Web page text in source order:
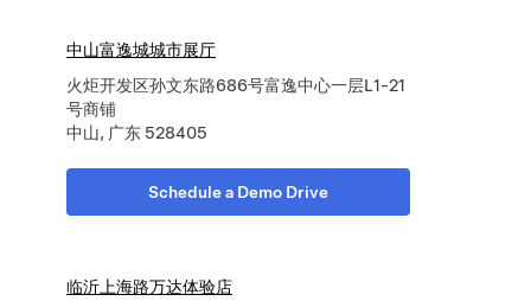
中山富逸城城市展厅
火炬开发区孙文东路686号富逸中心一层L1-21
号商铺
中山, 广东 528405
Schedule a Demo Drive
临沂上海路万达体验店